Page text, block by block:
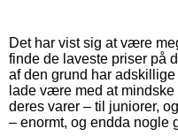
Det har vist sig at være
finde de laveste priser på
af den grund har
lade være med at
deres varer – til juniorer,
– enormt, og endda nogle